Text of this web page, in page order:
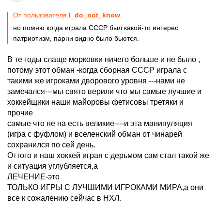
От пользователя I_do_not_know
но помню когда играла СССР был какой-то интерес
патриотизм, парни видно было бьются.
В те годы слаще морковки ничего больше и не было ,
потому этот обман -когда сборная СССР играла с
такими же игроками дворового уровня ---нами не
замечался---мы свято верили что мы самые лучшие и
хоккейщики наши майоровы фетисовы третяки и
прочие
самые что не на есть великие----и эта манипуляция
(игра с фуфлом) и вселенский обман от чинарей
сохранился по сей день.
Оттого и наш хоккей играя с дерьмом сам стал такой же
и ситуация углубляется,а
ЛЕЧЕНИЕ-это
ТОЛЬКО ИГРЫ С ЛУЧШИМИ ИГРОКАМИ МИРА,а они
все к сожалению сейчас в НХЛ.